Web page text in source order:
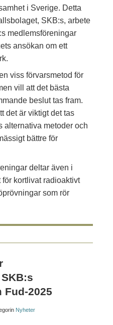
i Sverige. Detta
SKB:s, arbete
medlemsföreningar
ansökan om ett
viss förvarsmetod för
vill att det bästa
beslut tas fram.
det är viktigt det tas
alternativa metoder och
bättre för
deltar även i
kortlivat radioaktivt
som rör
2025
Nyheter